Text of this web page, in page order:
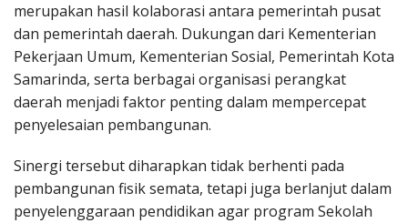
merupakan hasil kolaborasi antara pemerintah pusat
dan pemerintah daerah. Dukungan dari Kementerian
Pekerjaan Umum, Kementerian Sosial, Pemerintah Kota
Samarinda, serta berbagai organisasi perangkat
daerah menjadi faktor penting dalam mempercepat
penyelesaian pembangunan.
Sinergi tersebut diharapkan tidak berhenti pada
pembangunan fisik semata, tetapi juga berlanjut dalam
penyelenggaraan pendidikan agar program Sekolah